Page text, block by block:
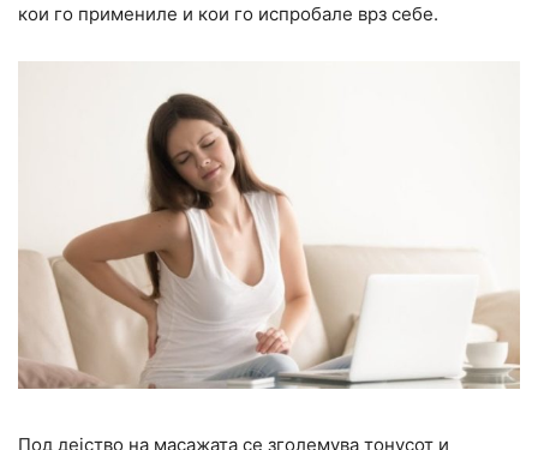
кои го примениле и кои го испробале врз себе.
Под дејство на масажата се зголемува тонусот и